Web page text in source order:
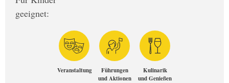
geeignet:
Veranstaltung
Führungen
und Aktionen
Kulinarik
und Genießen